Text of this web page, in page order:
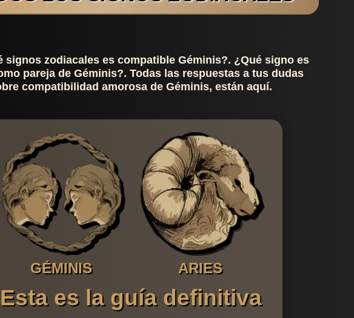
signos zodiacales es compatible Géminis?. ¿Qué signo es
pareja de Géminis?. Todas las respuestas a tus dudas
compatibilidad amorosa de Géminis, están aquí.
GÉMINIS ARIES
Esta es la guía definitiva